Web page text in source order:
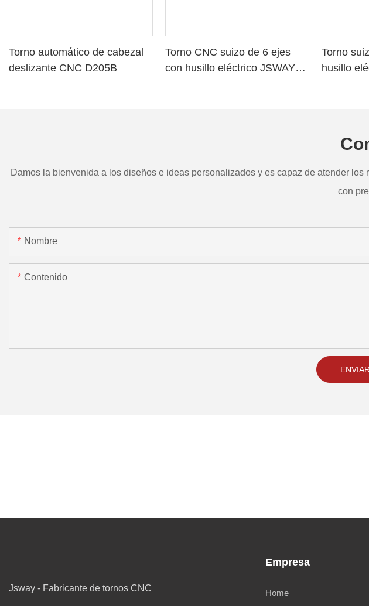
Torno automático de cabezal
deslizante CNC D205B
Torno CNC suizo de 6 ejes
con husillo eléctrico JSWAY
Torno
husillo
Damos la bienvenida a los diseños e ideas personalizados y es capaz de atender
con
Nombre
Contenido
Jsway - Fabricante de tornos CNC
Empresa
Home